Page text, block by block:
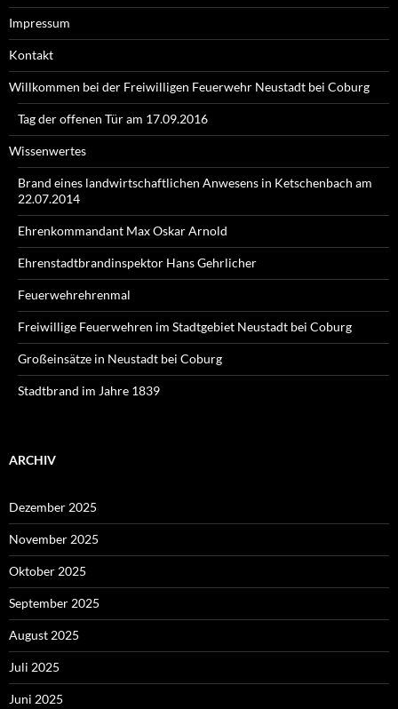
Impressum
Kontakt
Willkommen bei der Freiwilligen Feuerwehr Neustadt bei Coburg
Tag der offenen Tür am 17.09.2016
Wissenwertes
Brand eines landwirtschaftlichen Anwesens in Ketschenbach am
22.07.2014
Ehrenkommandant Max Oskar Arnold
Ehrenstadtbrandinspektor Hans Gehrlicher
Feuerwehrehrenmal
Freiwillige Feuerwehren im Stadtgebiet Neustadt bei Coburg
Großeinsätze in Neustadt bei Coburg
Stadtbrand im Jahre 1839
ARCHIV
Dezember 2025
November 2025
Oktober 2025
September 2025
August 2025
Juli 2025
Juni 2025